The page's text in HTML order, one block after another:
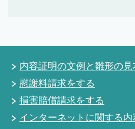
内容証明の文例と雛形の見
慰謝料請求をする
損害賠償請求をする
インターネットに関する内